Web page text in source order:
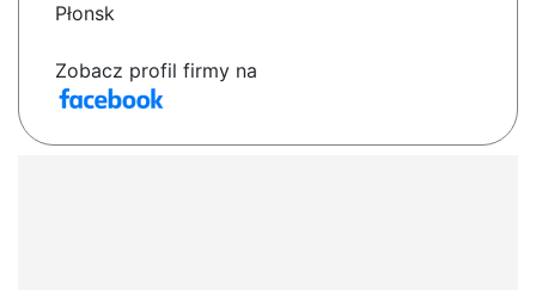
Płonsk
Zobacz profil firmy na